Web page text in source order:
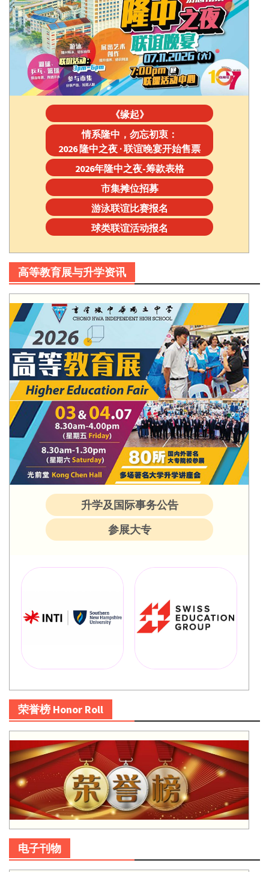
《缘起》
情系隆中，勿忘初衷：
2026 隆中之夜 · 联谊晚宴开始售票
2026年隆中之夜-筹款表格
市集摊位招募
游泳联谊比赛报名
球类联谊活动报名
高等教育展与升学资讯
升学及国际事务公告
参展大专
荣誉榜 Honor Roll
电子刊物